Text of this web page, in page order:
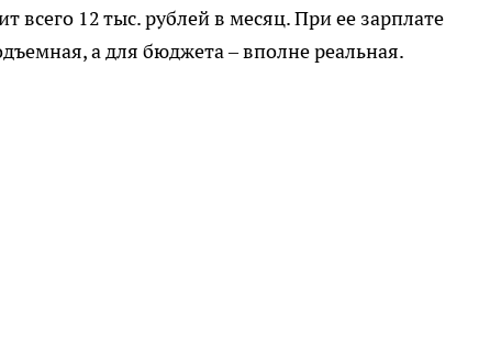
всего 12 тыс. рублей в месяц. При ее зарплате
а для бюджета – вполне реальная.